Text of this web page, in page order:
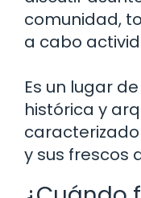
comunidad,
a cabo
Es un lugar
histórica y
y sus frescos